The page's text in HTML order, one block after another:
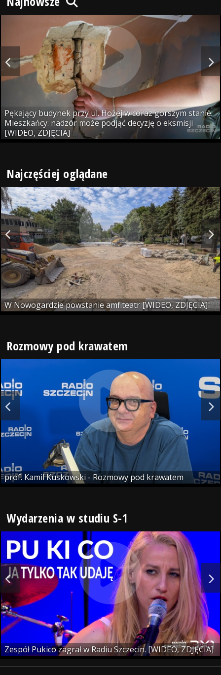
Pękający budynek przy ul. Hożej w coraz gorszym stanie.
Mieszkańcy: nadzór może podjąć decyzję o eksmisji
[WIDEO, ZDJĘCIA]
Najczęściej oglądane
W Nowogardzie powstanie amfiteatr [WIDEO, ZDJĘCIA]
Rozmowy pod krawatem
prof. Kamil Kuskowski - Rozmowy pod krawatem
Wydarzenia w studiu S-1
Zespół Pukico zagrał w Radiu Szczecin. [WIDEO, ZDJĘCIA]